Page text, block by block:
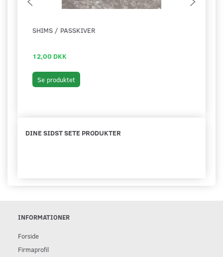
SHIMS / PASSKIVER
12,00 DKK
Se produktet
DINE SIDST SETE PRODUKTER
INFORMATIONER
Forside
Firmaprofil